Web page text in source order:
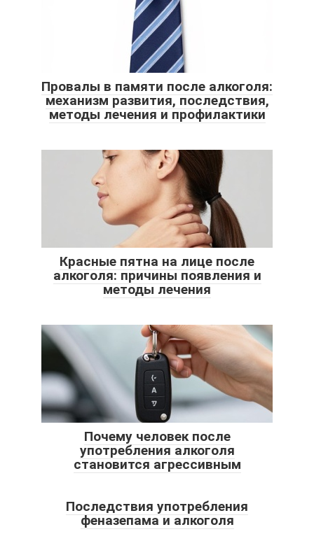
Провалы в памяти после алкоголя:
механизм развития, последствия,
методы лечения и профилактики
Красные пятна на лице после
алкоголя: причины появления и
методы лечения
Почему человек после
употребления алкоголя
становится агрессивным
Последствия употребления
феназепама и алкоголя